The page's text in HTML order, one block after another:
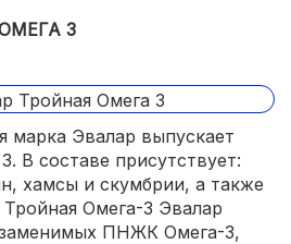
3
марка Эвалар выпускает
В составе присутствует:
хамсы и скумбрии, а также
Омега-3 Эвалар
ПНЖК Омега-3,